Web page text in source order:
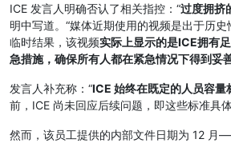
ICE 发言人明确否认了相关指控：“过度拥挤
明中写道。“媒体近期使用的视频是出于历
临时结果，该视频实际上显示的是ICE拥有
急措施，确保所有人都在紧急情况下得到妥
发言人补充称：“ICE 始终在既定的人员容量
前，ICE 尚未回应后续问题，即这些标准具体
然而，该员工提供的内部文件日期为 12 月